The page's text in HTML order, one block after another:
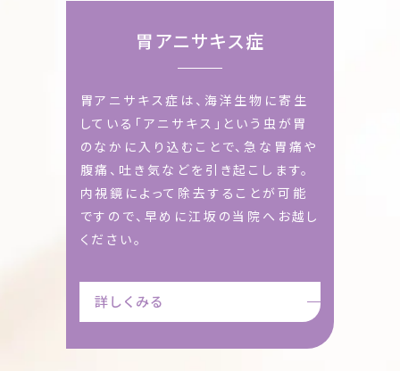
胃アニサキス症
胃アニサキス症は、海洋生物に寄生
している「アニサキス」という虫が胃
のなかに入り込むことで、急な胃痛や
腹痛、吐き気などを引き起こします。
内視鏡によって除去することが可能
ですので、早めに江坂の当院へお越し
ください。
詳しくみる